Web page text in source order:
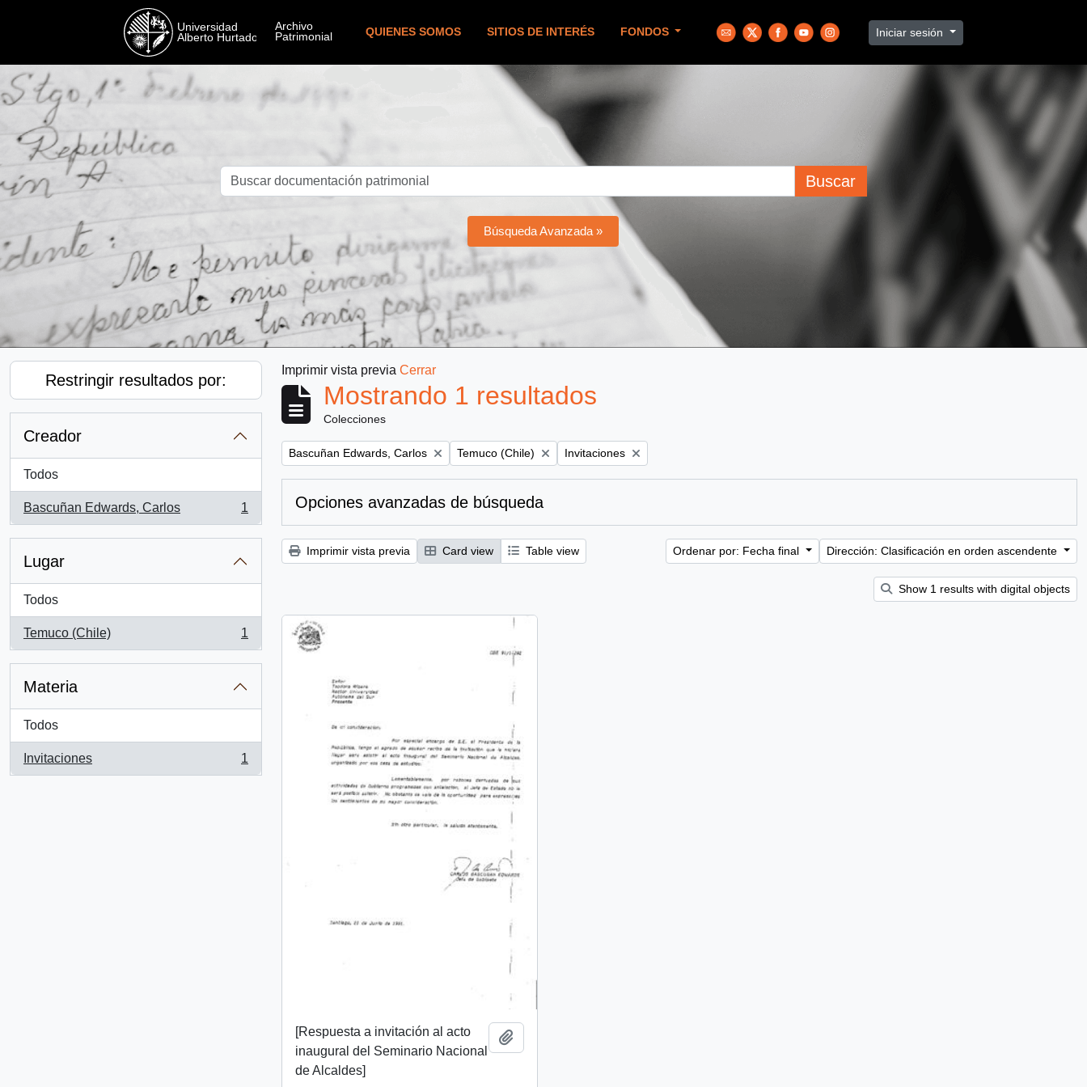
QUIENES SOMOS SITIOS DE INTERÉS FONDOS Iniciar sesión
Buscar
Búsqueda Avanzada »
Restringir resultados por:
Creador
Todos
Bascuñan Edwards, Carlos
, 1 resultados
1
Lugar
Todos
Temuco (Chile)
, 1 resultados
1
Materia
Todos
Invitaciones
, 1 resultados
1
Imprimir vista previa Cerrar
Mostrando 1 resultados
Colecciones
Remove filter:
Bascuñan Edwards, Carlos Remove filter:
Temuco (Chile) Remove filter:
Invitaciones
Opciones avanzadas de búsqueda
Imprimir vista previa Card view Table view Ordenar por: Fecha final Dirección: Clasificación en orden ascendente
Show 1 results with digital objects
[Respuesta a invitación al acto
inaugural del Seminario Nacional
de Alcaldes]